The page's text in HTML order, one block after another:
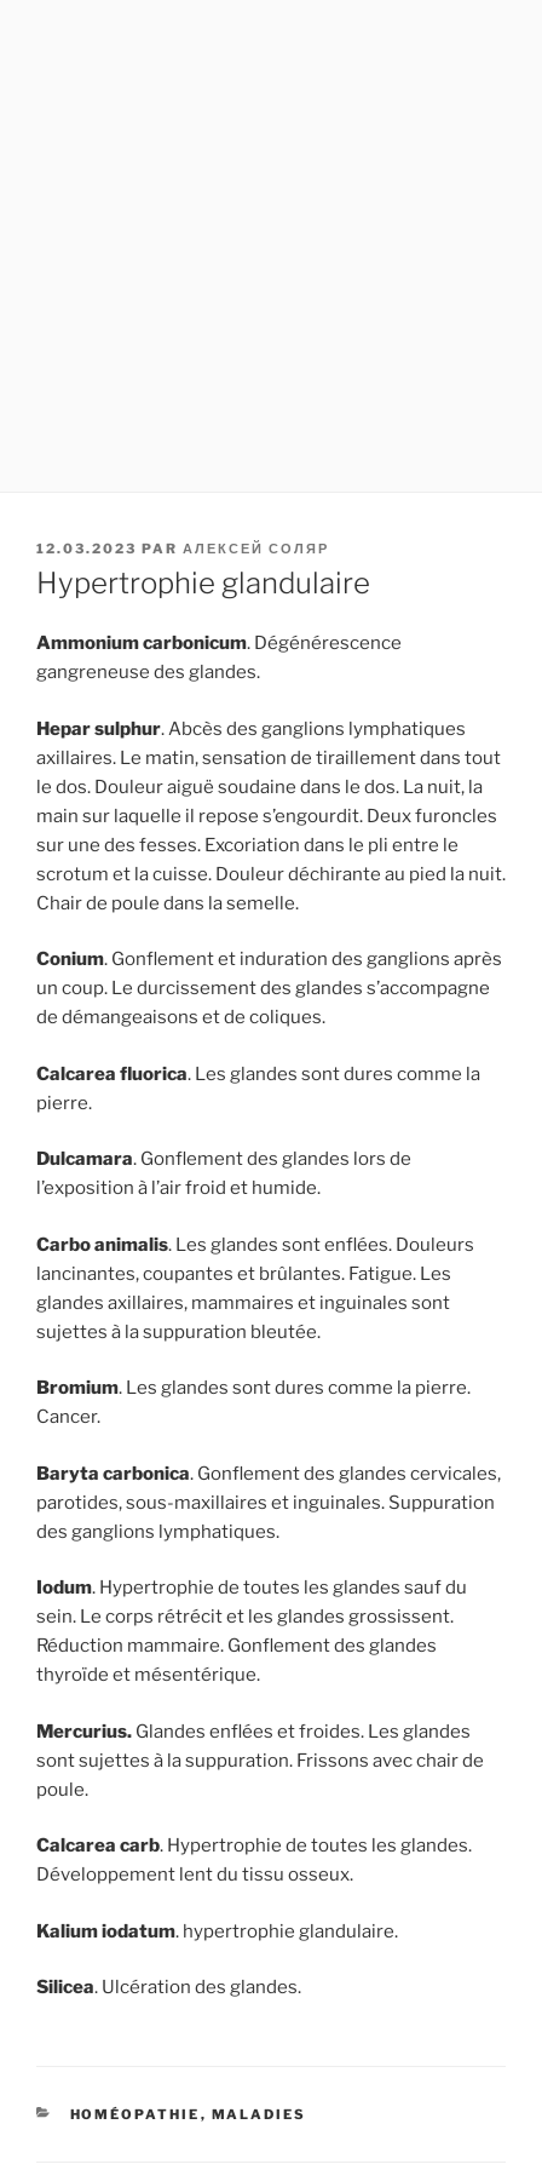
PUBLIÉ
LE
12.03.2023 PAR АЛЕКСЕЙ СОЛЯР
Hypertrophie glandulaire
Ammonium carbonicum. Dégénérescence
gangreneuse des glandes.
Hepar sulphur. Abcès des ganglions lymphatiques
axillaires. Le matin, sensation de tiraillement dans tout
le dos. Douleur aiguë soudaine dans le dos. La nuit, la
main sur laquelle il repose s’engourdit. Deux furoncles
sur une des fesses. Excoriation dans le pli entre le
scrotum et la cuisse. Douleur déchirante au pied la nuit.
Chair de poule dans la semelle.
Conium. Gonflement et induration des ganglions après
un coup. Le durcissement des glandes s’accompagne
de démangeaisons et de coliques.
Calcarea fluorica. Les glandes sont dures comme la
pierre.
Dulcamara. Gonflement des glandes lors de
l’exposition à l’air froid et humide.
Carbo animalis. Les glandes sont enflées. Douleurs
lancinantes, coupantes et brûlantes. Fatigue. Les
glandes axillaires, mammaires et inguinales sont
sujettes à la suppuration bleutée.
Bromium. Les glandes sont dures comme la pierre.
Cancer.
Baryta carbonica. Gonflement des glandes cervicales,
parotides, sous-maxillaires et inguinales. Suppuration
des ganglions lymphatiques.
Iodum. Hypertrophie de toutes les glandes sauf du
sein. Le corps rétrécit et les glandes grossissent.
Réduction mammaire. Gonflement des glandes
thyroïde et mésentérique.
Mercurius. Glandes enflées et froides. Les glandes
sont sujettes à la suppuration. Frissons avec chair de
poule.
Calcarea carb. Hypertrophie de toutes les glandes.
Développement lent du tissu osseux.
Kalium iodatum. hypertrophie glandulaire.
Silicea. Ulcération des glandes.
CATÉGORIES
HOMÉOPATHIE , MALADIES